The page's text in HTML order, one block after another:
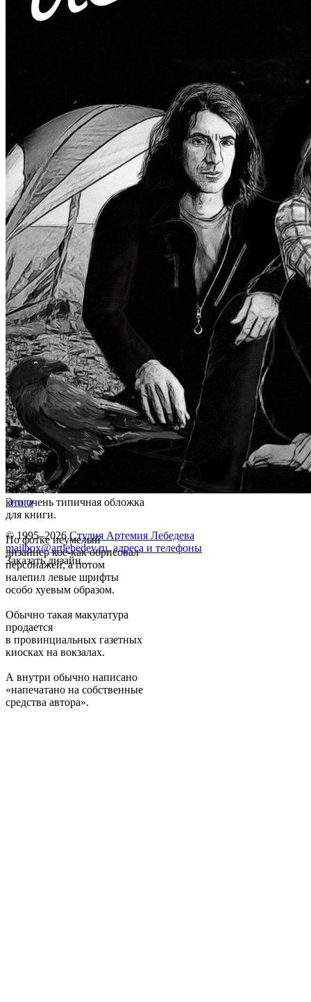
Это очень типичная обложка
для книги.
По фотке неумелый
дизайнер кое-как обрисовал
персонажей, а потом
налепил левые шрифты
особо хуевым образом.
Обычно такая макулатура
продается
в провинциальных газетных
киосках на вокзалах.
А внутри обычно написано
«напечатано на собственные
средства автора».
книга
© 1995–2026 Студия Артемия Лебедева
mailbox@artlebedev.ru, адреса и телефоны
Заказать дизайн...